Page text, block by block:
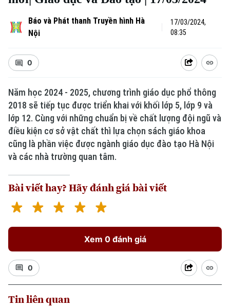
Báo và Phát thanh Truyền hình Hà
Nội
17/03/2024,
08:35
0
Năm học 2024 - 2025, chương trình giáo dục phổ thông
2018 sẽ tiếp tục được triển khai với khối lớp 5, lớp 9 và
lớp 12. Cùng với những chuẩn bị về chất lượng đội ngũ và
điều kiện cơ sở vật chất thì lựa chọn sách giáo khoa
cũng là phần việc được ngành giáo dục đào tạo Hà Nội
và các nhà trường quan tâm.
Bài viết hay? Hãy đánh giá bài viết
Xem 0 đánh giá
0
Tin liên quan